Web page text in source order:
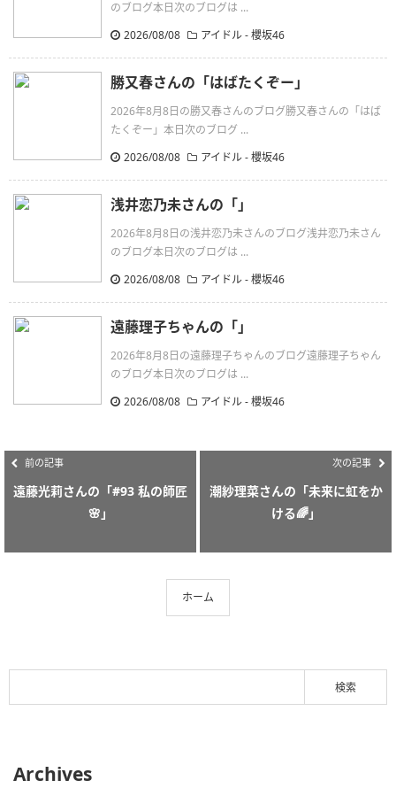
のブログ本日次のブログは ...
2026/08/08
アイドル - 櫻坂46
勝又春さんの「はばたくぞー」
2026年8月8日の勝又春さんのブログ勝又春さんの「はば
たくぞー」本日次のブログ ...
2026/08/08
アイドル - 櫻坂46
浅井恋乃未さんの「」
2026年8月8日の浅井恋乃未さんのブログ浅井恋乃未さん
のブログ本日次のブログは ...
2026/08/08
アイドル - 櫻坂46
遠藤理子ちゃんの「」
2026年8月8日の遠藤理子ちゃんのブログ遠藤理子ちゃん
のブログ本日次のブログは ...
2026/08/08
アイドル - 櫻坂46
前の記事
遠藤光莉さんの「#93 私の師匠
🌸」
次の記事
潮紗理菜さんの「未来に虹をか
ける🌈」
ホーム
Archives